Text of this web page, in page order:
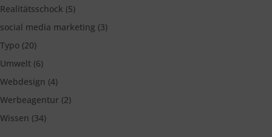
Realitätsschock (5)
social media marketing (3)
Typo (20)
Umwelt (6)
Webdesign (4)
Werbeagentur (2)
Wissen (34)